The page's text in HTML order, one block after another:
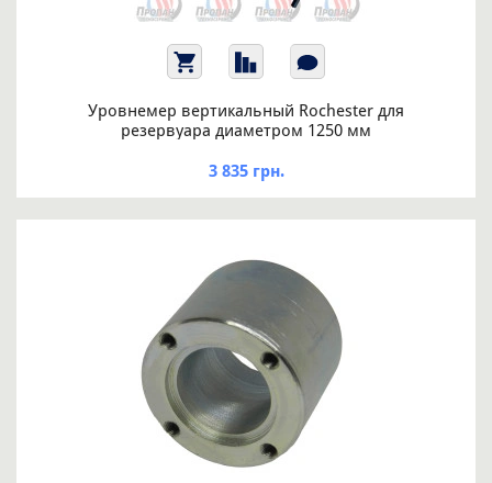
Уровнемер вертикальный Rochester для
резервуара диаметром 1250 мм
3 835 грн.